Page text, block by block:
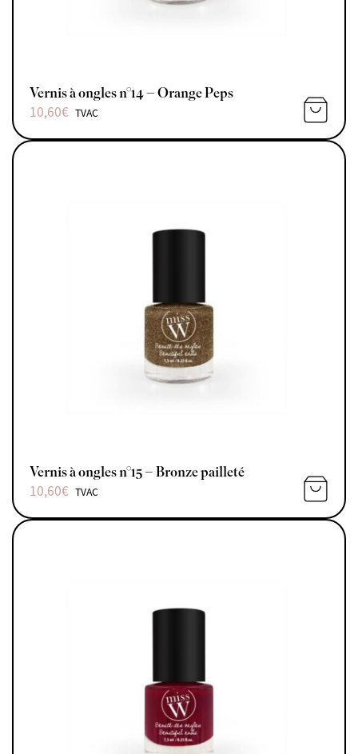
Vernis à ongles n°14 – Orange Peps
10,60€ TVAC
Vernis à ongles n°15 – Bronze pailleté
10,60€ TVAC